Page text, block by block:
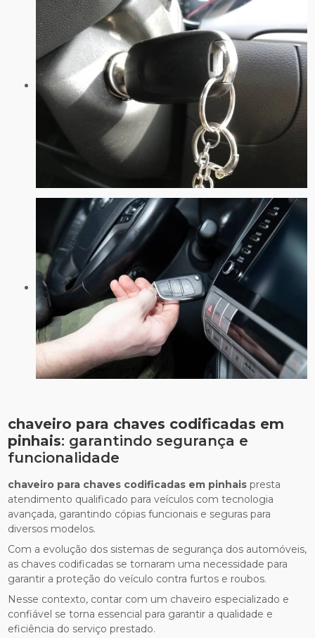
chaveiro para chaves codificadas em
pinhais: garantindo segurança e
funcionalidade
chaveiro para chaves codificadas em pinhais presta
atendimento qualificado para veículos com tecnologia
avançada, garantindo cópias funcionais e seguras para
diversos modelos.
Com a evolução dos sistemas de segurança dos automóveis,
as chaves codificadas se tornaram uma necessidade para
garantir a proteção do veículo contra furtos e roubos.
Nesse contexto, contar com um chaveiro especializado e
confiável se torna essencial para garantir a qualidade e
eficiência do serviço prestado.